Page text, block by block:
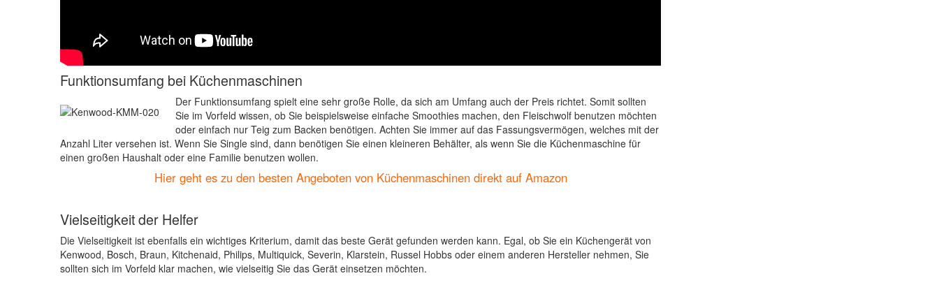
Funktionsumfang bei Küchenmaschinen
Der Funktionsumfang spielt eine sehr große Rolle, da sich am Umfang auch der Preis richtet. Somit sollten
Sie im Vorfeld wissen, ob Sie beispielsweise einfache Smoothies machen, den Fleischwolf benutzen möchten
oder einfach nur Teig zum Backen benötigen. Achten Sie immer auf das Fassungsvermögen, welches mit der
Anzahl Liter versehen ist. Wenn Sie Single sind, dann benötigen Sie einen kleineren Behälter, als wenn Sie die Küchenmaschine für
einen großen Haushalt oder eine Familie benutzen wollen.
Hier geht es zu den besten Angeboten von Küchenmaschinen direkt auf Amazon
Vielseitigkeit der Helfer
Die Vielseitigkeit ist ebenfalls ein wichtiges Kriterium, damit das beste Gerät gefunden werden kann. Egal, ob Sie ein Küchengerät von
Kenwood, Bosch, Braun, Kitchenaid, Philips, Multiquick, Severin, Klarstein, Russel Hobbs oder einem anderen Hersteller nehmen, Sie
sollten sich im Vorfeld klar machen, wie vielseitig Sie das Gerät einsetzen möchten.